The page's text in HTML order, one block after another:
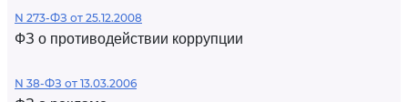
N 273-ФЗ от 25.12.2008
ФЗ о противодействии коррупции
N 38-ФЗ от 13.03.2006